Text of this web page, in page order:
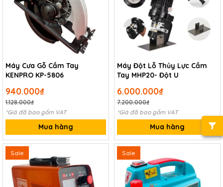
Máy Cưa Gỗ Cầm Tay
KENPRO KP-5806
940.000₫
1.128.000₫
*Giá đã bao gồm VAT
Mua hàng
Máy Đột Lỗ Thủy Lực Cầm
Tay MHP20- Đột U
6.000.000₫
7.200.000₫
*Giá đã bao gồm VAT
Mua hàng
Sale Sale